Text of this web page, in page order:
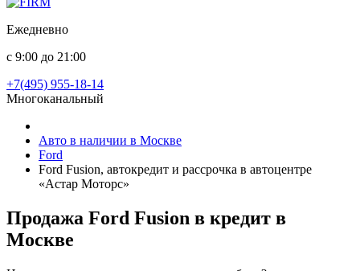
Ежедневно
с 9:00 до 21:00
+7(495) 955-18-14
Многоканальный
Авто в наличии в Москве
Ford
Ford Fusion, автокредит и рассрочка в автоцентре
«Астар Моторс»
Продажа Ford Fusion в кредит в
Москве